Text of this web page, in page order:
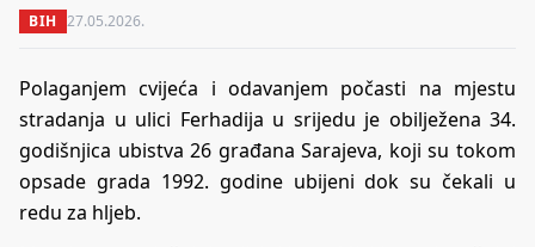
BIH 27.05.2026.
Polaganjem cvijeća i odavanjem počasti na mjestu
stradanja u ulici Ferhadija u srijedu je obilježena 34.
godišnjica ubistva 26 građana Sarajeva, koji su tokom
opsade grada 1992. godine ubijeni dok su čekali u
redu za hljeb.